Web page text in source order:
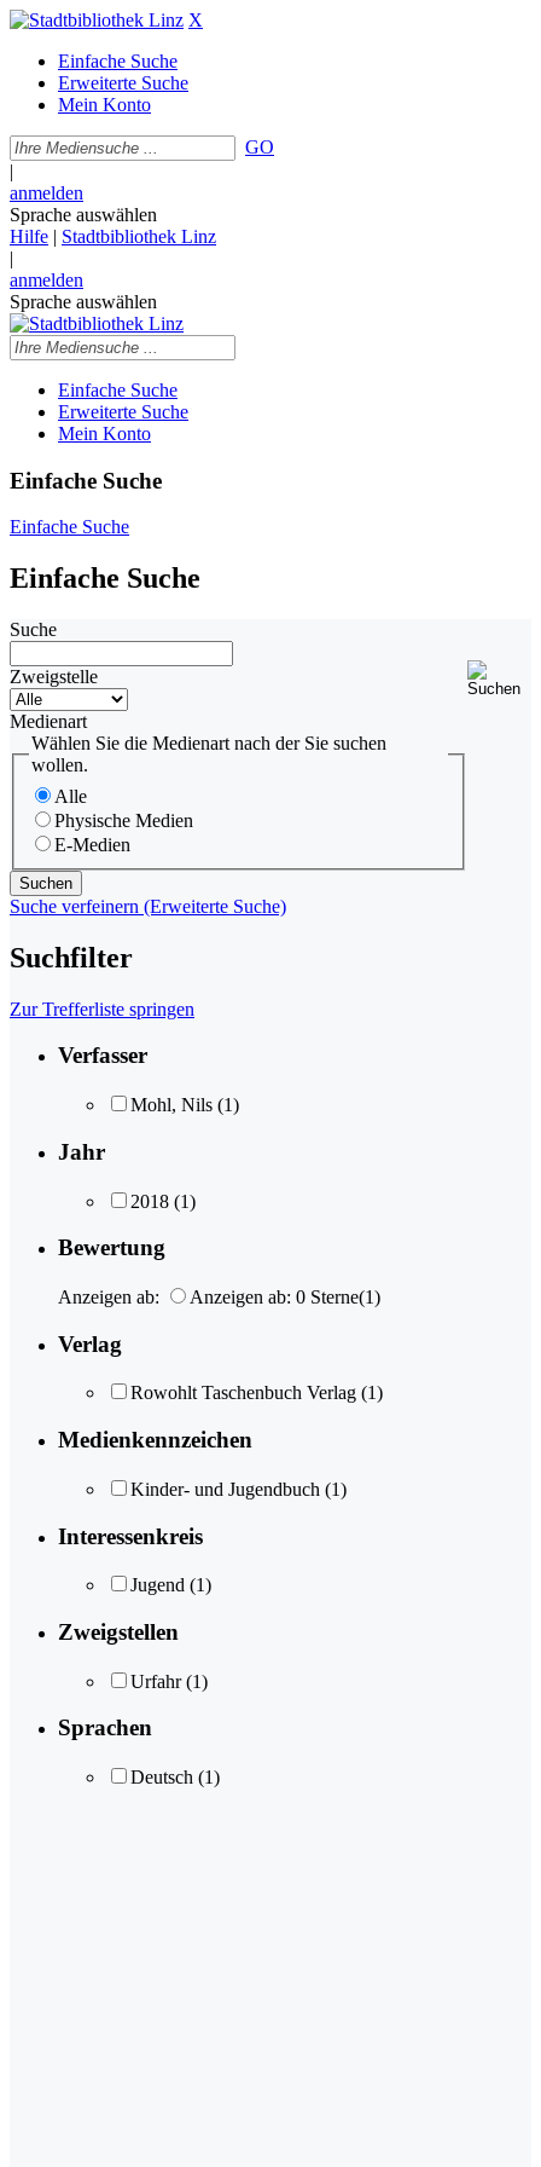
X
Einfache Suche
Erweiterte Suche
Mein Konto
GO
|
anmelden
Sprache auswählen
Hilfe | Stadtbibliothek Linz
|
anmelden
Sprache auswählen
Einfache Suche
Erweiterte Suche
Mein Konto
Einfache Suche
Einfache Suche
Einfache Suche
Suche
Zweigstelle
Medienart
Wählen Sie die Medienart nach der Sie suchen
wollen.
Alle
Physische Medien
E-Medien
Suche verfeinern (Erweiterte Suche)
Suchfilter
Zur Trefferliste springen
Verfasser
Mohl, Nils (1)
Jahr
2018 (1)
Bewertung
Anzeigen ab: Anzeigen ab: 0 Sterne(1)
Verlag
Rowohlt Taschenbuch Verlag (1)
Medienkennzeichen
Kinder- und Jugendbuch (1)
Interessenkreis
Jugend (1)
Zweigstellen
Urfahr (1)
Sprachen
Deutsch (1)